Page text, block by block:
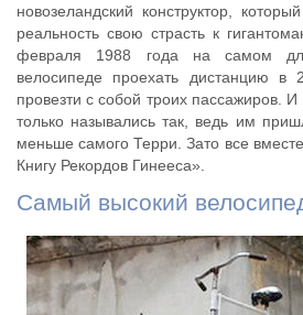
новозеландский конструктор,
реальность свою страсть к
февраля 1988 года на самом
велосипеде проехать дистанцию
провезти с собой троих пассажиров.
только назывались так, ведь им
меньше самого Терри. Зато все
Книгу Рекордов Гинееса».
Самый высокий